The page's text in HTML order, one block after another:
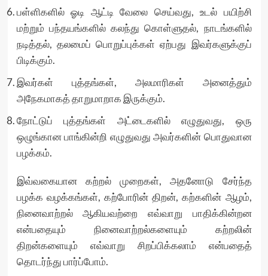
பள்ளிகளில் ஓடி ஆட்டி வேலை செய்வது, உடல் பயிற்சி
மற்றும் பந்தயங்களில் கலந்து கொள்ளுதல், நாடங்களில்
நடித்தல், தலமைப் பொறுப்புக்கள் ஏற்பது இவர்களுக்குப்
பிடிக்கும்.
இவர்கள் புத்தங்கள், அலமாரிகள் அனைத்தும்
அநேகமாகத் தாறுமாறாக இருக்கும்.
நோட்டுப் புத்தங்கள் அட்டைகளில் எழுதுவது, ஒரு
ஒழுங்கான பாங்கின்றி எழுதுவது அவர்களின் பொதுவான
பழக்கம்.
இவ்வகையான கற்றல் முறைகள், அதனோடு சேர்ந்த
பழக்க வழக்கங்கள், கற்போரின் திறன், கற்களின் ஆழம்,
நினைவாற்றல் ஆகியவற்றை எவ்வாறு பாதிக்கின்றன
என்பதையும் நினைவாற்றல்களையும் கற்றலின்
திறன்களையும் எவ்வாறு சிறப்பிக்கலாம் என்பதைத்
தொடர்ந்து பார்ப்போம்.